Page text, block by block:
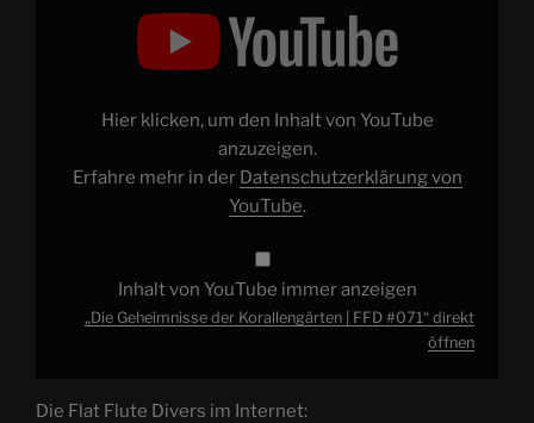
Korallengärten
YouTubeHier klicken, um den Inhalt von YouTube
anzuzeigen.
Erfahre mehr in der Datenschutzerklärung von
YouTube.
Inhalt von YouTube immer anzeigen
„Die Geheimnisse der Korallengärten | FFD #071“ direkt
öffnen
Die Flat Flute Divers im Internet: